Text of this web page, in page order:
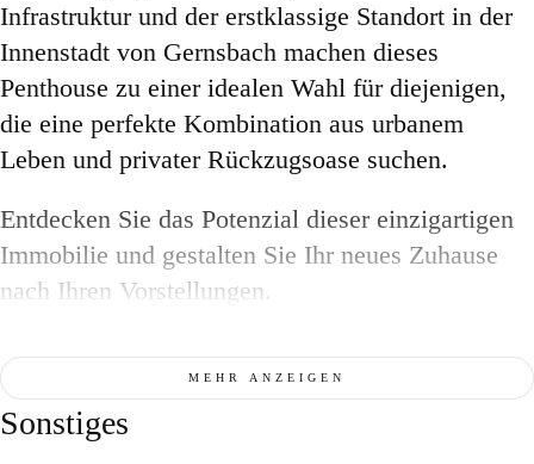
Infrastruktur und der erstklassige Standort in der
Innenstadt von Gernsbach machen dieses
Penthouse zu einer idealen Wahl für diejenigen,
die eine perfekte Kombination aus urbanem
Leben und privater Rückzugsoase suchen.
Entdecken Sie das Potenzial dieser einzigartigen
Immobilie und gestalten Sie Ihr neues Zuhause
nach Ihren Vorstellungen.
MEHR ANZEIGEN
Sonstiges